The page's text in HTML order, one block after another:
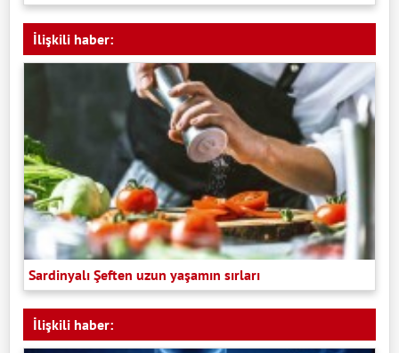
İlişkili haber:
Sardinyalı Şeften uzun yaşamın sırları
İlişkili haber: